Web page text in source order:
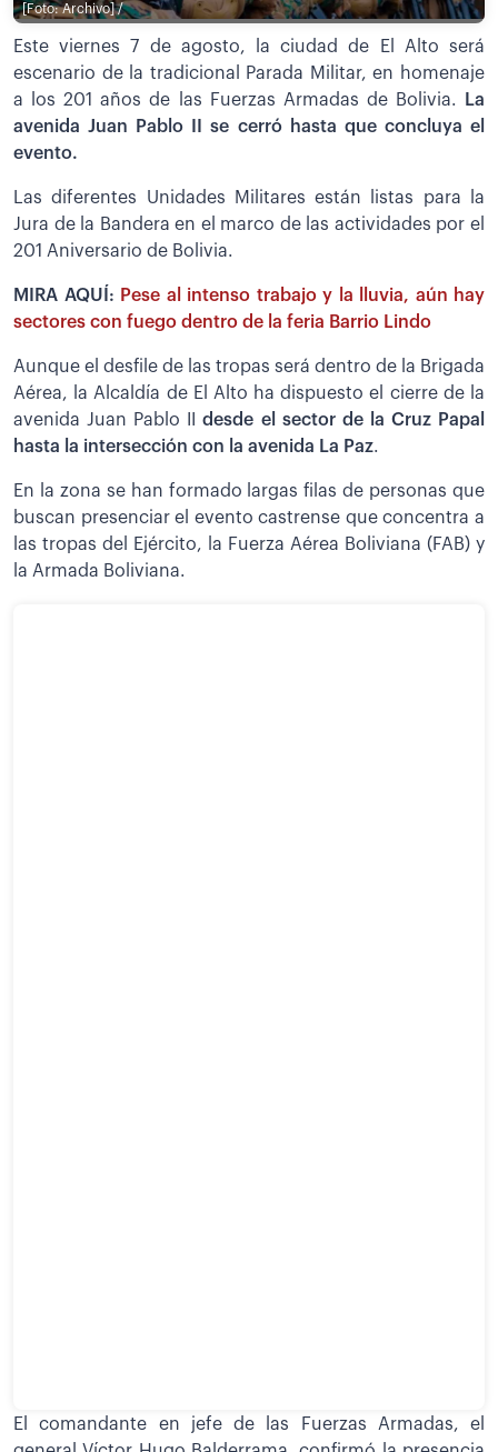
[Foto: Archivo] /
Este viernes 7 de agosto, la ciudad de El Alto será
escenario de la tradicional Parada Militar, en homenaje
a los 201 años de las Fuerzas Armadas de Bolivia.
La
avenida Juan Pablo II se cerró hasta que concluya el
evento.
Las diferentes Unidades Militares están listas para la
Jura de la Bandera en el marco de las actividades por el
201 Aniversario de Bolivia.
MIRA AQUÍ: Pese al intenso trabajo y la lluvia, aún hay
sectores con fuego dentro de la feria Barrio Lindo
Aunque el desfile de las tropas será dentro de la Brigada
Aérea, la Alcaldía de El Alto ha dispuesto el cierre de la
avenida Juan Pablo IIdesde el sector de la Cruz Papal
hasta la intersección con la avenida La Paz.
En la zona se han formado largas filas de personas que
buscan presenciar el evento castrense que concentra a
las tropas del Ejército, la Fuerza Aérea Boliviana (FAB) y
la Armada Boliviana.
El comandante en jefe de las Fuerzas Armadas, el